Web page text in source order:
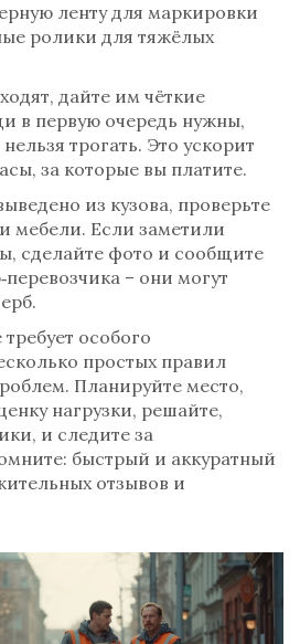
ленту для маркировки
ролики для тяжёлых
дайте им чёткие
в первую очередь нужны,
трогать. Это ускорит
за которые вы платите.
из кузова, проверьте
мебели. Если заметили
сделайте фото и сообщите
– они могут
особого
простых правил
Планируйте место,
нагрузки, решайте,
и следите за
быстрый и аккуратный
отзывов и